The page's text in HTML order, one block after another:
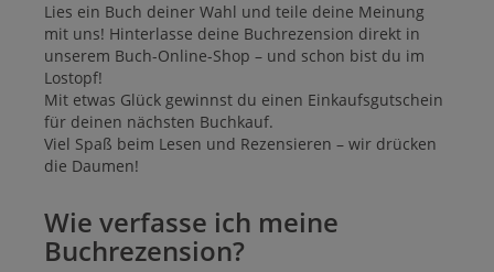
Lies ein Buch deiner Wahl und teile deine Meinung
mit uns! Hinterlasse deine Buchrezension direkt in
unserem Buch-Online-Shop – und schon bist du im
Lostopf!
Mit etwas Glück gewinnst du einen Einkaufsgutschein
für deinen nächsten Buchkauf.
Viel Spaß beim Lesen und Rezensieren – wir drücken
die Daumen!
Wie verfasse ich meine
Buchrezension?